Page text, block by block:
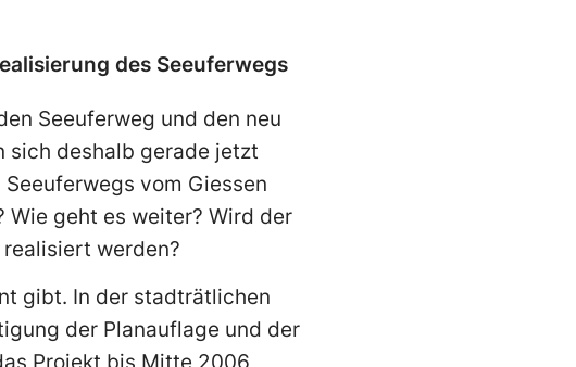
des Seeuferwegs
Seeuferweg und den neu
sich deshalb gerade jetzt
vom Giessen
Wie geht es weiter? Wird der
werden?
gibt. In der stadträtlichen
der Planauflage und der